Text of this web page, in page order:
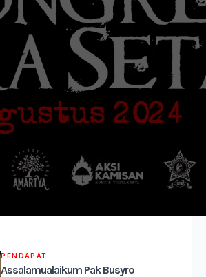
PENDAPAT
Assalamualaikum Pak Busyro